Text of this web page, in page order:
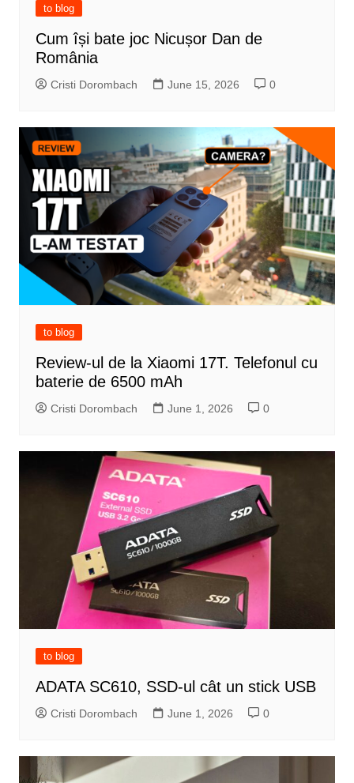
to blog
Cum își bate joc Nicușor Dan de
România
Cristi Dorombach June 15, 2026 0
to blog
Review-ul de la Xiaomi 17T. Telefonul cu
baterie de 6500 mAh
Cristi Dorombach June 1, 2026 0
to blog
ADATA SC610, SSD-ul cât un stick USB
Cristi Dorombach June 1, 2026 0